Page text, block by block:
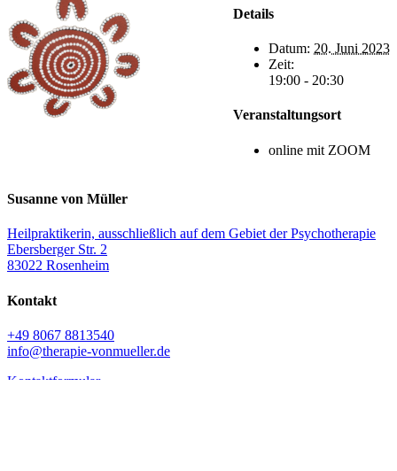
Details
Datum: 20. Juni 2023
Zeit:
19:00 - 20:30
Veranstaltungsort
online mit ZOOM
Susanne von Müller
Heilpraktikerin, ausschließlich auf dem Gebiet der Psychotherapie
Ebersberger Str. 2
83022 Rosenheim
Kontakt
+49 8067 8813540
info@therapie-vonmueller.de
Kontaktformular